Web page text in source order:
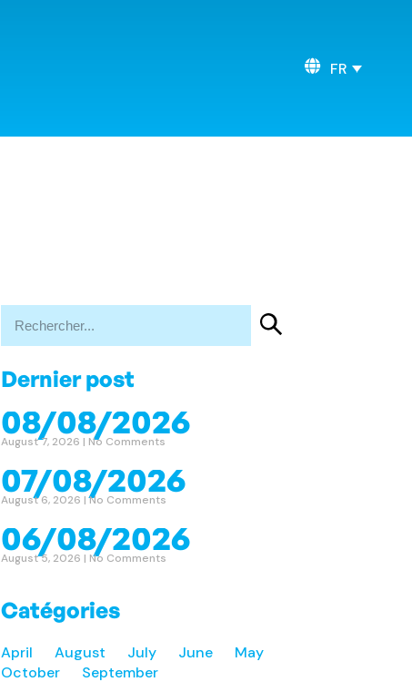
FR
Dernier post
08/08/2026
August 7, 2026 No Comments
07/08/2026
August 6, 2026 No Comments
06/08/2026
August 5, 2026 No Comments
Catégories
April August July June
May
October
September